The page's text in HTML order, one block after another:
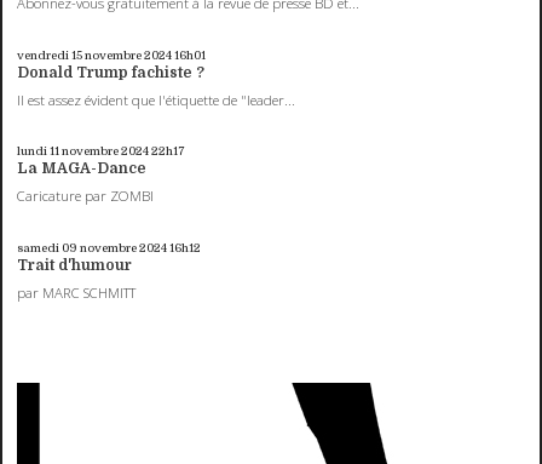
vendredi 15novembre 202416h01
Donald Trump fachiste ?
Il est assez évident que l'étiquette de "leader...
lundi 11novembre 202422h17
La MAGA-Dance
Caricature par ZOMBI
samedi 09 novembre 202416h12
Trait d'humour
par MARC SCHMITT